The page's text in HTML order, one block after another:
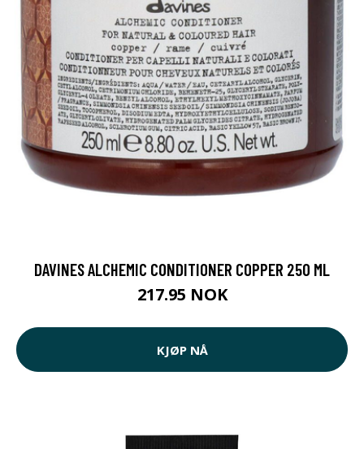
DAVINES ALCHEMIC CONDITIONER COPPER 250 ML
217.95 NOK
KJØP NÅ